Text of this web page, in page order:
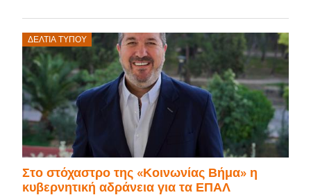
ΔΕΛΤΊΑ ΤΎΠΟΥ
Στο στόχαστρο της «Κοινωνίας Βήμα» η
κυβερνητική αδράνεια για τα ΕΠΑΛ
Posted
on